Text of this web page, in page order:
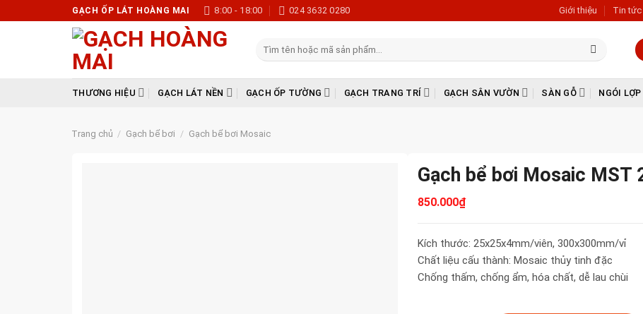
to
GẠCH ỐP LÁT HOÀNG MAI 8:00 - 18:00 024 3632 0280 Giới thiệu Tin tức
Tìm
THƯƠNG HIỆU GẠCH LÁT NỀN GẠCH ỐP TƯỜNG GẠCH TRANG TRÍ GẠCH SÂN VƯỜN SÀN GỖ NGÓI LỢP
Trang chủ / Gạch bể bơi / Gạch bể bơi Mosaic
Gạch bể bơi Mosaic MST
850.000₫
Kích thước: 25x25x4mm/viên, 300x300mm/vỉ
Chất liệu cấu thành: Mosaic thủy tinh đặc
Chống thấm, chống ẩm, hóa chất, dễ lau chùi